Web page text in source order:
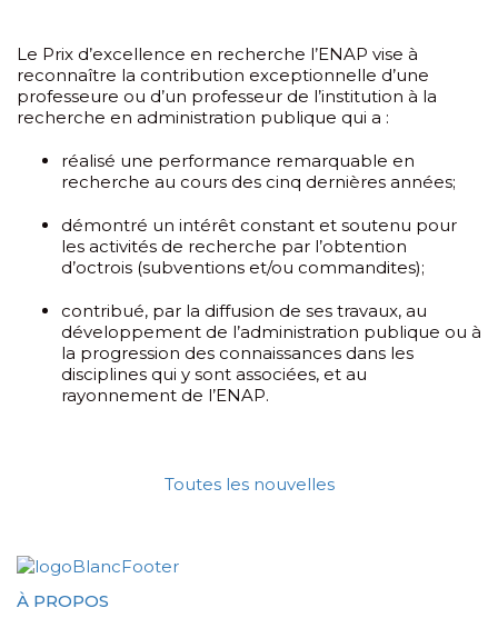
Le Prix d’excellence en recherche l’ENAP vise à
reconnaître la contribution exceptionnelle d’une
professeure ou d’un professeur de l’institution à la
recherche en administration publique qui a :
réalisé une performance remarquable en
recherche au cours des cinq dernières années;
démontré un intérêt constant et soutenu pour
les activités de recherche par l’obtention
d’octrois (subventions et/ou commandites);
contribué, par la diffusion de ses travaux, au
développement de l’administration publique ou à
la progression des connaissances dans les
disciplines qui y sont associées, et au
rayonnement de l’ENAP.
Toutes les nouvelles
À PROPOS